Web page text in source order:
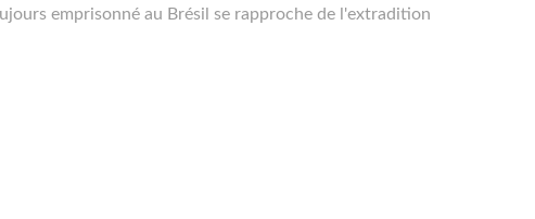
emprisonné au Brésil se rapproche de l'extradition